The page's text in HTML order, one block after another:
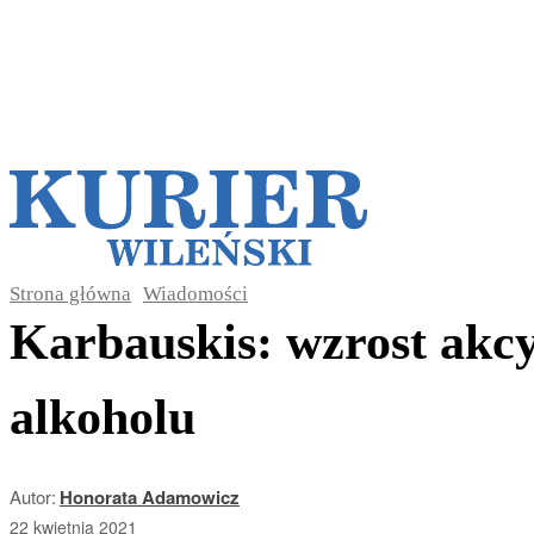
Strona główna Wiadomości
Karbauskis: wzrost
alkoholu
Autor: Honorata Adamowicz
22 kwietnia 2021